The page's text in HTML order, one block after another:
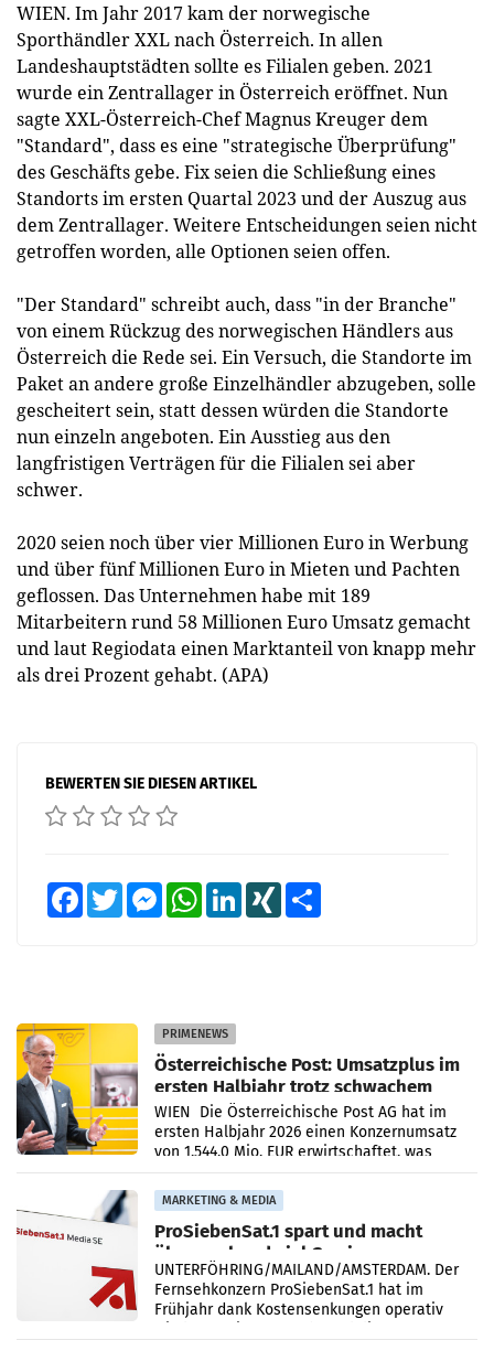
WIEN. Im Jahr 2017 kam der norwegische
Sporthändler XXL nach Österreich. In allen
Landeshauptstädten sollte es Filialen geben. 2021
wurde ein Zentrallager in Österreich eröffnet. Nun
sagte XXL-Österreich-Chef Magnus Kreuger dem
"Standard", dass es eine "strategische Überprüfung"
des Geschäfts gebe. Fix seien die Schließung eines
Standorts im ersten Quartal 2023 und der Auszug aus
dem Zentrallager. Weitere Entscheidungen seien nicht
getroffen worden, alle Optionen seien offen.
"Der Standard" schreibt auch, dass "in der Branche"
von einem Rückzug des norwegischen Händlers aus
Österreich die Rede sei. Ein Versuch, die Standorte im
Paket an andere große Einzelhändler abzugeben, solle
gescheitert sein, statt dessen würden die Standorte
nun einzeln angeboten. Ein Ausstieg aus den
langfristigen Verträgen für die Filialen sei aber
schwer.
2020 seien noch über vier Millionen Euro in Werbung
und über fünf Millionen Euro in Mieten und Pachten
geflossen. Das Unternehmen habe mit 189
Mitarbeitern rund 58 Millionen Euro Umsatz gemacht
und laut Regiodata einen Marktanteil von knapp mehr
als drei Prozent gehabt. (APA)
BEWERTEN SIE DIESEN ARTIKEL
FacebookTwitter MessengerWhatsAppLinkedInXING
PRIMENEWS
Österreichische Post: Umsatzplus im
ersten Halbjahr trotz schwachem
Briefgeschäft
WIEN Die Österreichische Post AG hat im
ersten Halbjahr 2026 einen Konzernumsatz
von 1.544,0 Mio. EUR erwirtschaftet, was
einem Plus von 3,8 Prozent gegenüber dem
Vergleichszeitraum
MARKETING & MEDIA
ProSiebenSat.1 spart und macht
überraschend viel Gewinn
UNTERFÖHRING/MAILAND/AMSTERDAM. Der
Fernsehkonzern ProSiebenSat.1 hat im
Frühjahr dank Kostensenkungen operativ